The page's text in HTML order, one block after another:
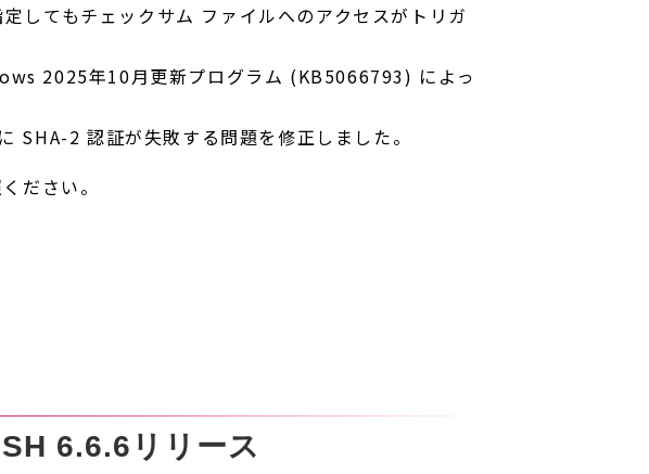
てもチェックサム ファイルへのアクセスがトリガ
2025年10月更新プログラム (KB5066793) によっ
2 認証が失敗する問題を修正しました。
ださい。
6.6.6リリース